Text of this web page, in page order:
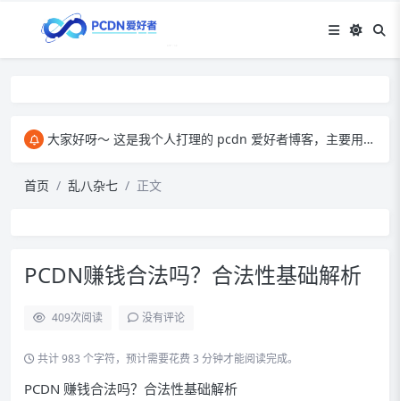
大家好呀～ 这是我个人打理的 pcdn 爱好者博客，主要用来和大家交流 pcdn 相关的心得。​ 在这里，我会分享自己玩 pcdn 的经验、实用技巧，也会放一些收集到的资源。大家有啥想法、问题都能来这儿聊，一起琢磨怎么把 pcdn 玩得更顺～
首页 乱八杂七 正文
PCDN赚钱合法吗？合法性基础解析
409次阅读 没有评论
共计 983 个字符，预计需要花费 3 分钟才能阅读完成。
PCDN 赚钱合法吗？合法性基础解析